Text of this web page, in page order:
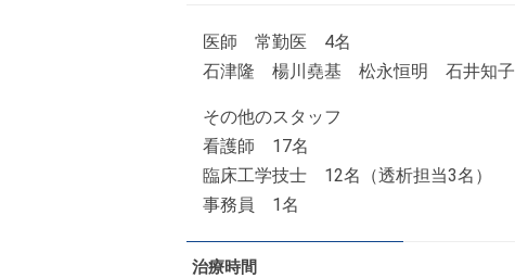
医師 常勤医 4名
石津隆 楊川堯基 松永恒明 石井知子
その他のスタッフ
看護師 17名
臨床工学技士 12名（透析担当3名）
事務員 1名
治療時間